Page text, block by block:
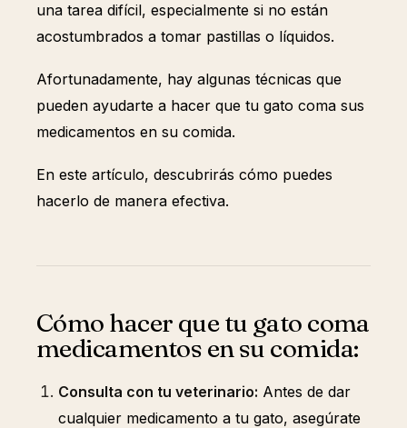
una tarea difícil, especialmente si no están
acostumbrados a tomar pastillas o líquidos.
Afortunadamente, hay algunas técnicas que
pueden ayudarte a hacer que tu gato coma sus
medicamentos en su comida.
En este artículo, descubrirás cómo puedes
hacerlo de manera efectiva.
Cómo hacer que tu gato coma
medicamentos en su comida:
Consulta con tu veterinario: Antes de dar
cualquier medicamento a tu gato, asegúrate